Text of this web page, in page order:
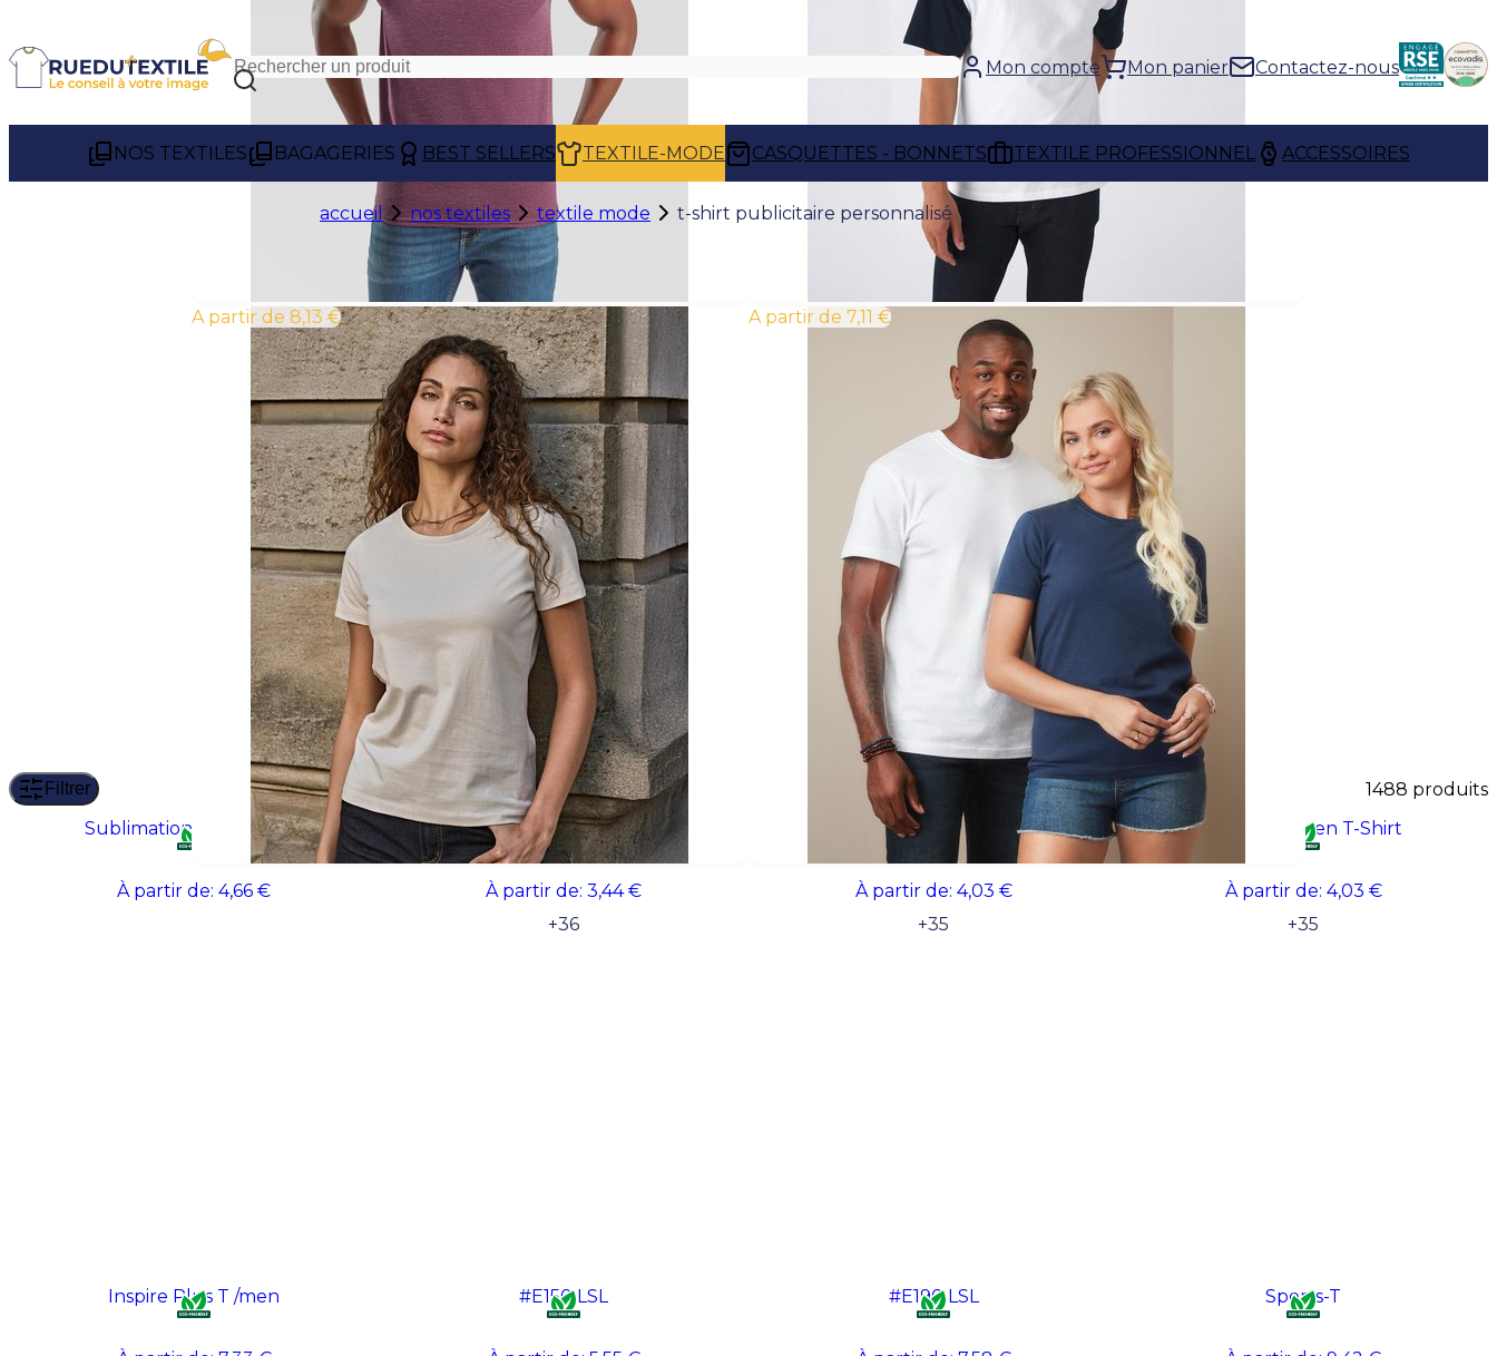
Mon compte Mon panier Contactez-nous
NOS TEXTILES BAGAGERIES BEST SELLERS TEXTILE-MODE CASQUETTES - BONNETS TEXTILE PROFESSIONNEL ACCESSOIRES
accueil nos textiles textile mode t-shirt publicitaire personnalisé
T-SHIRT PUBLICITAIRE PERSONNALISÉ
Incontournable de la communication par l'objet, le t-shirt personnalisé
offre une surface d'expression maximale pour votre logo. Que ce soit
pour un événement promotionnel ou pour uniformiser vos équipes,
nous proposons des textiles robustes et des techniques de marquage
variées garantissant un impact visuel immédiat et durable.
À partir de 8,13 € À partir de 7,11 €
Filtrer 1488 produits
Sublimation/men T-Shirt
À partir de: 4,66 €
#E150 T-Shirt
À partir de: 3,44 €
+36
#E190 T-Shirt
À partir de: 4,03 €
+35
#E190 /women T-Shirt
À partir de: 4,03 €
+35
Inspire Plus T /men #E150 LSL #E190 LSL Sports-T